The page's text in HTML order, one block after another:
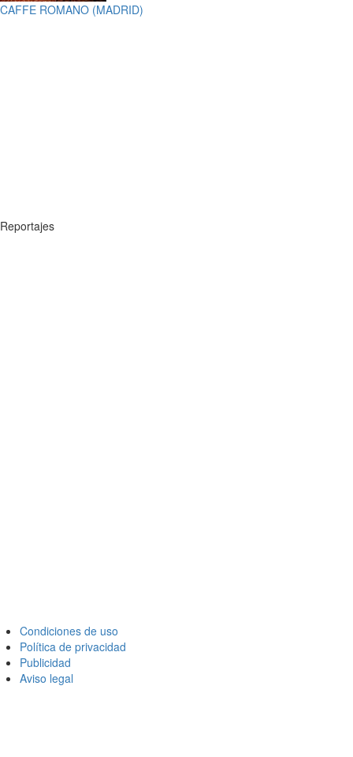
CAFFE ROMANO (MADRID)
Reportajes
Condiciones de uso
Política de privacidad
Publicidad
Aviso legal